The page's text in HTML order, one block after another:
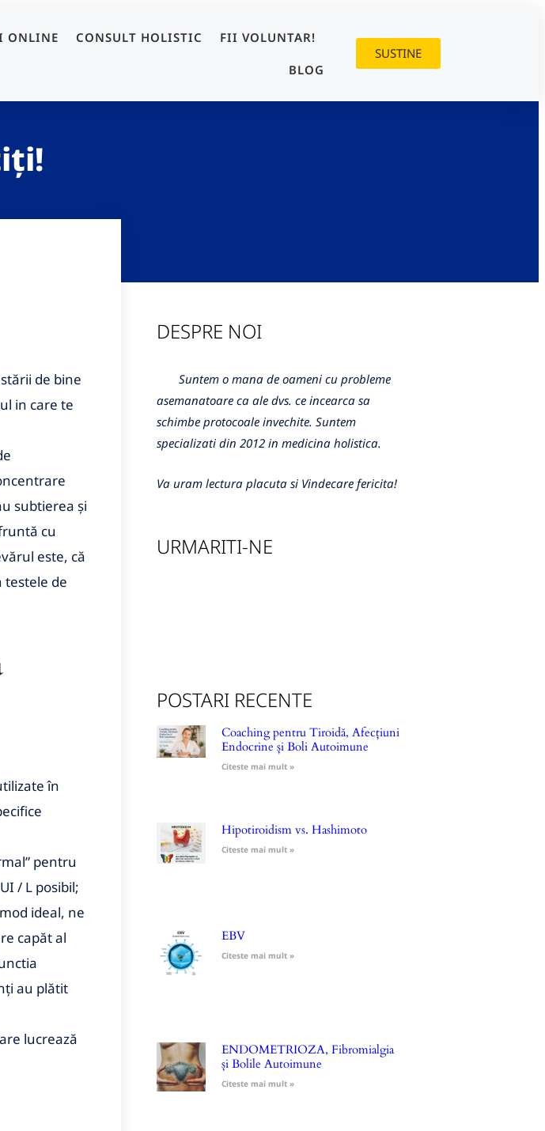
ONLINE CONSULT HOLISTIC FII VOLUNTAR!
BLOG
SUSTINE
de bine
in care te
subtierea şi
cu
este, că
testele de
în
pentru
/ L posibil;
ideal, ne
capăt al
au plătit
lucrează
DESPRE NOI
Suntem o mana de oameni cu probleme
asemanatoare ca ale dvs. ce incearca sa
schimbe protocoale invechite. Suntem
specializati din 2012 in medicina holistica.
Va uram lectura placuta si Vindecare fericita!
URMARITI-NE
POSTARI RECENTE
Coaching pentru Tiroidă, Afecțiuni
Endocrine și Boli Autoimune
Citeste mai mult »
Hipotiroidism vs. Hashimoto
Citeste mai mult »
EBV
Citeste mai mult »
ENDOMETRIOZA, Fibromialgia
și Bolile Autoimune
Citeste mai mult »